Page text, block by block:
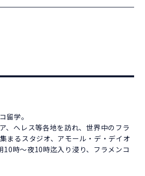
留学。
、ヘレス等各地を訪れ、世界中のフラ
まるスタジオ、アモール・デ・デイオ
時～夜10時迄入り浸り、フラメンコ